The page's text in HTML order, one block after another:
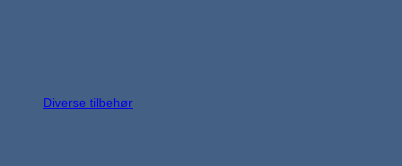
Diverse tilbehør